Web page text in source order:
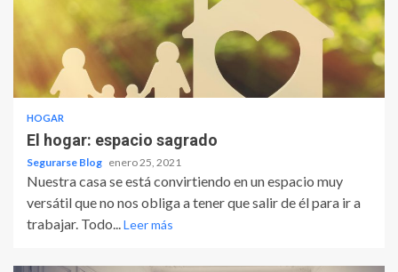
HOGAR
El hogar: espacio sagrado
Segurarse Blog enero 25, 2021
Nuestra casa se está convirtiendo en un espacio muy
versátil que no nos obliga a tener que salir de él para ir a
trabajar. Todo...Leer más